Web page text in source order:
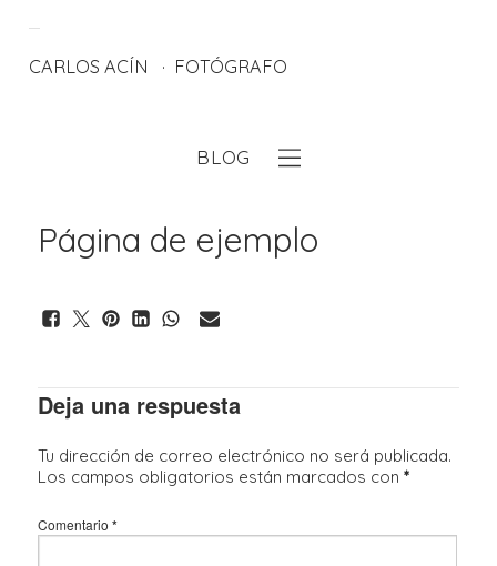
CARLOS ACÍN FOTÓGRAFO
BLOG
Página de ejemplo
Deja una respuesta
Tu dirección de correo electrónico no será publicada.
Los campos obligatorios están marcados con *
Comentario *